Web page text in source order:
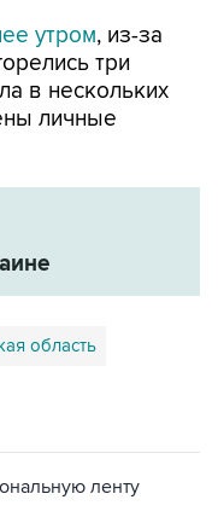
утром, из-за
три
в нескольких
личные
область
ленту